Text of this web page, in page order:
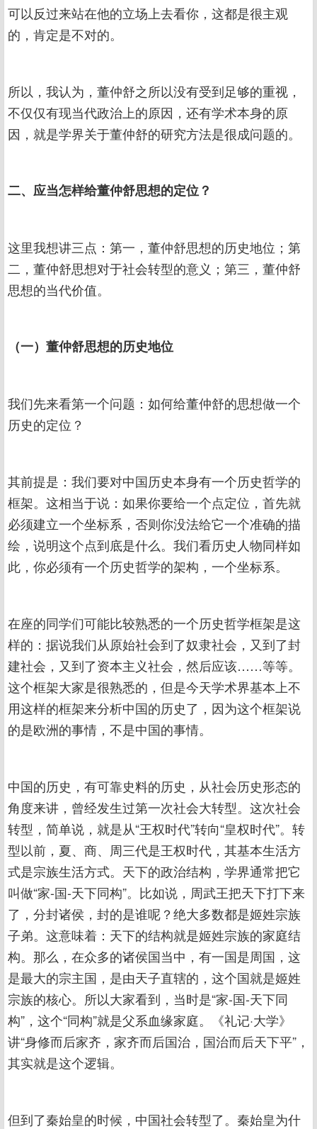
可以反过来站在他的立场上去看你，这都是很主观
的，肯定是不对的。
所以，我认为，董仲舒之所以没有受到足够的重视，
不仅仅有现当代政治上的原因，还有学术本身的原
因，就是学界关于董仲舒的研究方法是很成问题的。
二、应当怎样给董仲舒思想的定位？
这里我想讲三点：第一，董仲舒思想的历史地位；第
二，董仲舒思想对于社会转型的意义；第三，董仲舒
思想的当代价值。
（一）董仲舒思想的历史地位
我们先来看第一个问题：如何给董仲舒的思想做一个
历史的定位？
其前提是：我们要对中国历史本身有一个历史哲学的
框架。这相当于说：如果你要给一个点定位，首先就
必须建立一个坐标系，否则你没法给它一个准确的描
绘，说明这个点到底是什么。我们看历史人物同样如
此，你必须有一个历史哲学的架构，一个坐标系。
在座的同学们可能比较熟悉的一个历史哲学框架是这
样的：据说我们从原始社会到了奴隶社会，又到了封
建社会，又到了资本主义社会，然后应该……等等。
这个框架大家是很熟悉的，但是今天学术界基本上不
用这样的框架来分析中国的历史了，因为这个框架说
的是欧洲的事情，不是中国的事情。
中国的历史，有可靠史料的历史，从社会历史形态的
角度来讲，曾经发生过第一次社会大转型。这次社会
转型，简单说，就是从“王权时代”转向“皇权时代”。转
型以前，夏、商、周三代是王权时代，其基本生活方
式是宗族生活方式。天下的政治结构，学界通常把它
叫做“家-国-天下同构”。比如说，周武王把天下打下来
了，分封诸侯，封的是谁呢？绝大多数都是姬姓宗族
子弟。这意味着：天下的结构就是姬姓宗族的家庭结
构。那么，在众多的诸侯国当中，有一国是周国，这
是最大的宗主国，是由天子直辖的，这个国就是姬姓
宗族的核心。所以大家看到，当时是“家-国-天下同
构”，这个“同构”就是父系血缘家庭。《礼记·大学》
讲“身修而后家齐，家齐而后国治，国治而后天下平”，
其实就是这个逻辑。
但到了秦始皇的时候，中国社会转型了。秦始皇为什